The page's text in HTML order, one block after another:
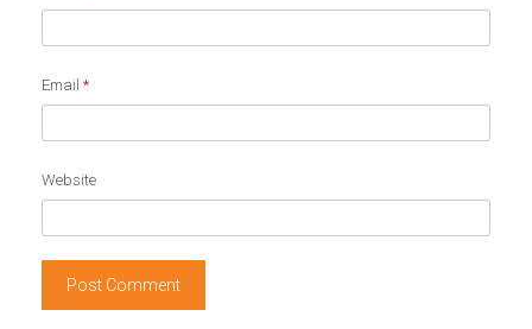
Email *
Website